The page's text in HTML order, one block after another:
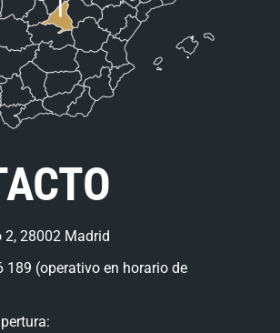
2, 28002 Madrid
189 (operativo en horario de